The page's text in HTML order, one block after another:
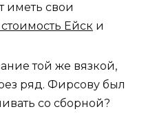
иметь свои
стоимость Ейск и
той же вязкой,
ряд. Фирсову был
со сборной?